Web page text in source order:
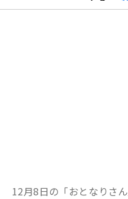
12月8日の「おとなりさ